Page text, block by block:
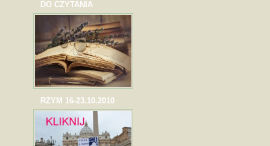
DO CZYTANIA
RZYM 16-23.10.2010